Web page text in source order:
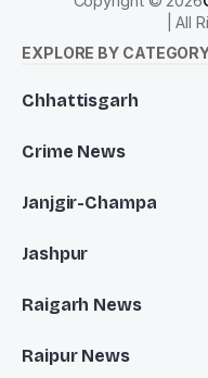
| All
EXPLORE BY
Chhattisgarh
Crime News
Janjgir-Champa
Jashpur
Raigarh News
Raipur News